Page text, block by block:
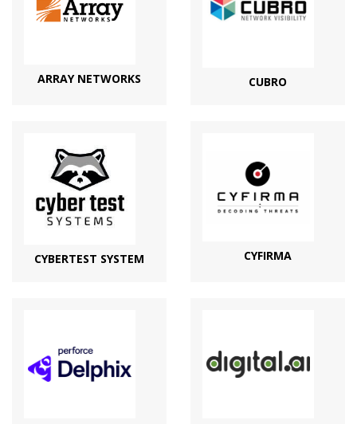
ARRAY NETWORKS CUBRO
CYBERTEST SYSTEM CYFIRMA